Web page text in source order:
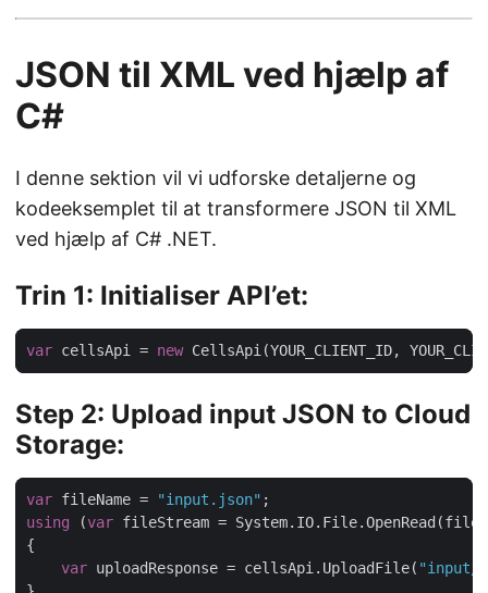
JSON til XML ved hjælp af
C#
I denne sektion vil vi udforske detaljerne og
kodeeksemplet til at transformere JSON til XML
ved hjælp af C# .NET.
Trin 1: Initialiser API’et:
var cellsApi = new
Step 2: Upload input JSON to Cloud
Storage:
var fileName = "input.json"
using (var
var uploadResponse = cellsApi.UploadFile( "input/"